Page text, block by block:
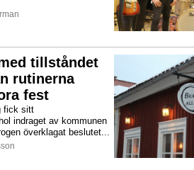
tillståndet
rutinerna
fest
fick sitt
indraget av kommunen
överklagat beslutet...